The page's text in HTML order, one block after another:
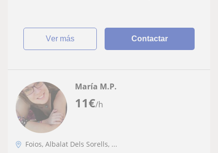
ver más Contactar
11€/h
María M.P.
Foios, Albalat Dels Sorells, ...